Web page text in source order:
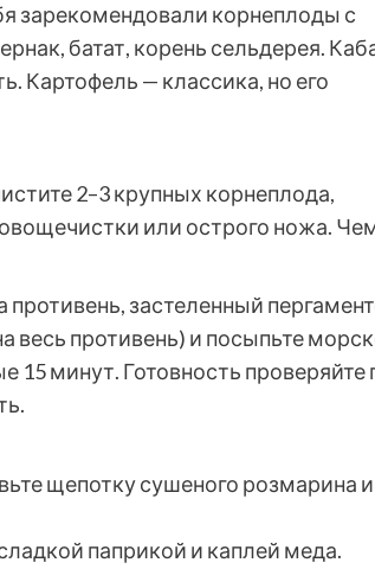
зарекомендовали корнеплоды с
батат, корень сельдерея.
Картофель — классика, но его
2–3 крупных корнеплода,
или острого ножа.
застеленный
весь противень) и посыпьте
минут. Готовность проверяйте
щепотку сушеного розмарина и
паприкой и каплей меда.